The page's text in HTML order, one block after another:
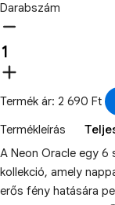
Darabszám
Termék ár: 2 690 Ft
Termékleírás
A Neon Oracle egy 6
kollekció, amely
erős fény hatására